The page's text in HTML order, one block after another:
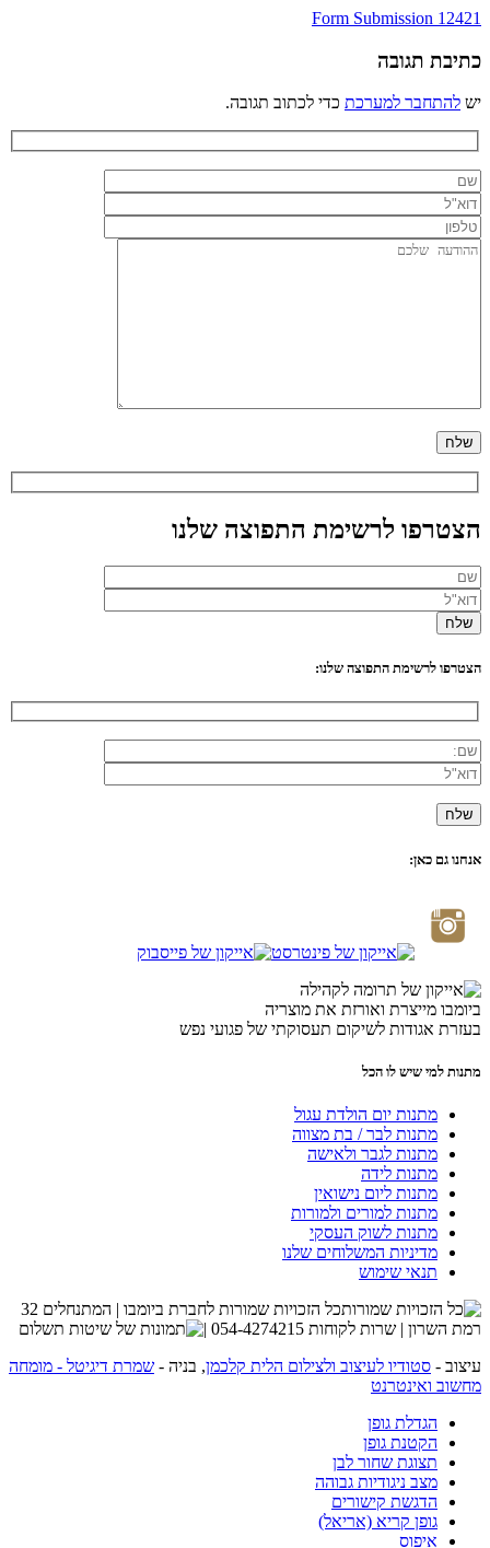
ניווט
Form Submission 12421
כתיבת תגובה
יש להתחבר למערכת כדי לכתוב תגובה.
הצטרפו לרשימת התפוצה שלנו
הצטרפו לרשימת התפוצה שלנו:
אנחנו גם כאן:
ביומבו מייצרת ואורזת את מוצריה
בעזרת אגודות לשיקום תעסוקתי של פגועי נפש
מתנות למי שיש לו הכל
מתנות יום הולדת עגול
מתנות לבר / בת מצווה
מתנות לגבר ולאישה
מתנות לידה
מתנות ליום נישואין
מתנות למורים ולמורות
מתנות לשוק העסקי
מדיניות המשלוחים שלנו
תנאי שימוש
כל הזכויות שמורות לחברת ביומבו | המתנחלים 32
רמת השרון | שרות לקוחות 054-4274215 |
עיצוב - סטודיו לעיצוב ולצילום הלית קלכמן, בניה - שמרת דיגיטל - מומחה
מחשוב ואינטרנט
הגדלת גופן
הקטנת גופן
תצוגת שחור לבן
מצב ניגודיות גבוהה
הדגשת קישורים
גופן קריא (אריאל)
איפוס